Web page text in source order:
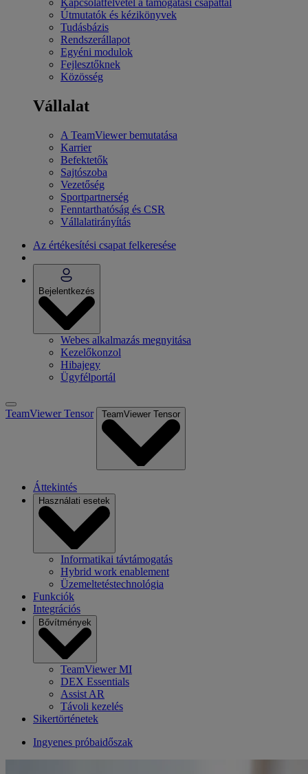
Kapcsolatfelvétel a támogatási csapattal
Útmutatók és kézikönyvek
Tudásbázis
Rendszerállapot
Egyéni modulok
Fejlesztőknek
Közösség
Vállalat
A TeamViewer bemutatása
Karrier
Befektetők
Sajtószoba
Vezetőség
Sportpartnerség
Fenntarthatóság és CSR
Vállalatirányítás
Az értékesítési csapat felkeresése
Bejelentkezés
Webes alkalmazás megnyitása
Kezelőkonzol
Hibajegy
Ügyfélportál
TeamViewer Tensor TeamViewer Tensor
Áttekintés
Használati esetek
Informatikai távtámogatás
Hybrid work enablement
Üzemeltetéstechnológia
Funkciók
Integrációs
Bővítmények
TeamViewer MI
DEX Essentials
Assist AR
Távoli kezelés
Sikertörténetek
Ingyenes próbaidőszak